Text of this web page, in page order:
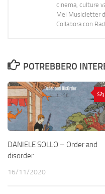
cinema, culture
Mei Musicletter
Collabora con
POTREBBERO
DANIELE SOLLO – Order and
disorder
16/11/2020